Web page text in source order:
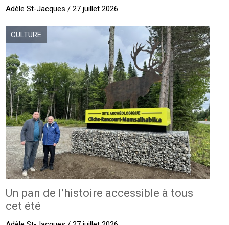
Adèle St-Jacques / 27 juillet 2026
CULTURE
Un pan de l’histoire accessible à tous
cet été